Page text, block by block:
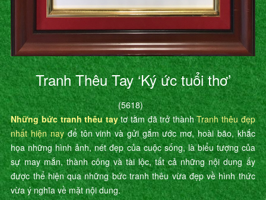
Tranh Thêu Tay ‘Ký ức tuổi thơ’
(5618)
Những bức tranh thêu taytơ tằm đã trở thànhTranh thêu đẹp
nhất hiện nayđể tôn vinh và gửi gắm ước mơ, hoài bão, khắc
họa những hình ảnh, nét đẹp của cuộc sống, là biểu tượng của
sự may mắn, thành công và tài lộc, tất cả những nội dung ấy
được thể hiện qua những bức tranh thêu vừa đẹp về hình thức
vừa ý nghĩa về mặt nội dung.